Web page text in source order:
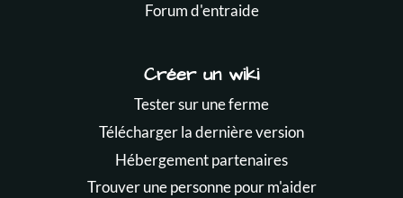
Forum d'entraide
Créer un wiki
Tester sur une ferme
Télécharger la dernière version
Hébergement partenaires
Trouver une personne pour m'aider